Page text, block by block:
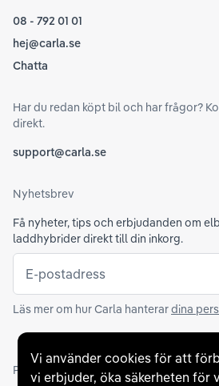
Vi använder cookies för att
vi erbjuder, öka säkerheten för
08 - 792 01 01
hej@carla.se
Chatta
Har du redan köpt bil och har frågor?
direkt.
support@carla.se
Nyhetsbrev
Få nyheter, tips och erbjudanden om
laddhybrider direkt till din inkorg.
E-postadress
Läs mer om hur Carla hanterardina
Partners och betallösningar